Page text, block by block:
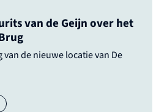
van de Geijn over het
de nieuwe locatie van De